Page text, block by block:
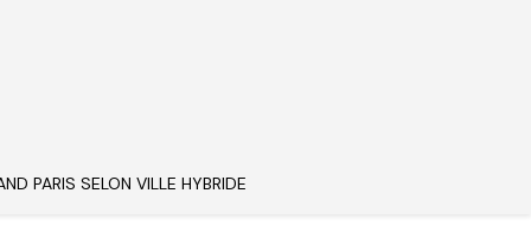
PARIS SELON VILLE HYBRIDE